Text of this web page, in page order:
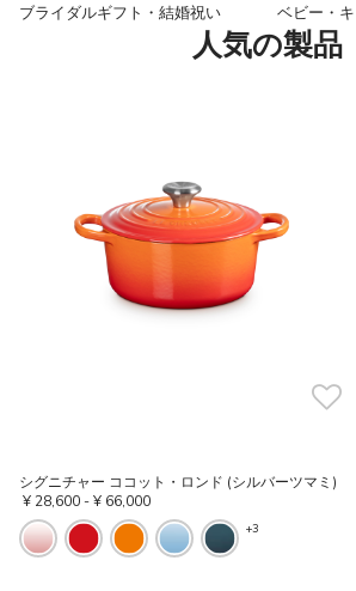
ブライダルギフト・結婚祝い ベビー・
人気の製品
シグニチャー ココット・ロンド (シルバーツマミ)
¥ 28,600-¥ 66,000
+3